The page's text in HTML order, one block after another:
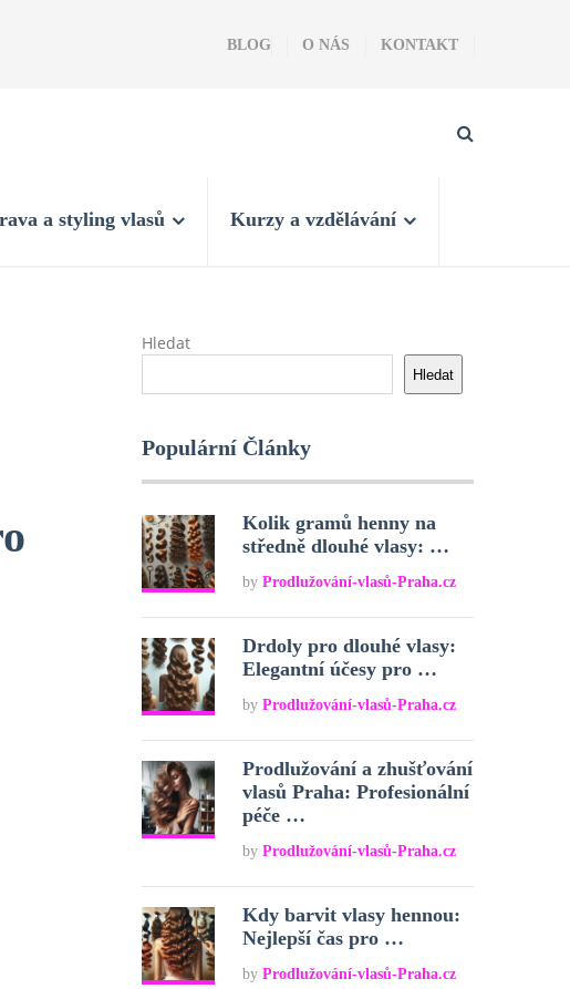
BLOG O NÁS KONTAKT
a styling vlasů Kurzy a vzdělávání
Hledat
Hledat
Populární Články
Kolik gramů henny na
středně dlouhé vlasy: …
byProdlužování-vlasů-Praha.cz
Drdoly pro dlouhé vlasy:
Elegantní účesy pro …
byProdlužování-vlasů-Praha.cz
Prodlužování a zhušťování
vlasů Praha: Profesionální
péče …
byProdlužování-vlasů-Praha.cz
Kdy barvit vlasy hennou:
Nejlepší čas pro …
byProdlužování-vlasů-Praha.cz